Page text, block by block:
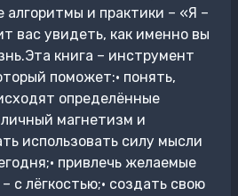
и практики – «Я –
вас увидеть, как именно вы
книга – инструмент
поможет:• понять,
определённые
магнетизм и
использовать силу мысли
привлечь желаемые
с лёгкостью;• создать свою